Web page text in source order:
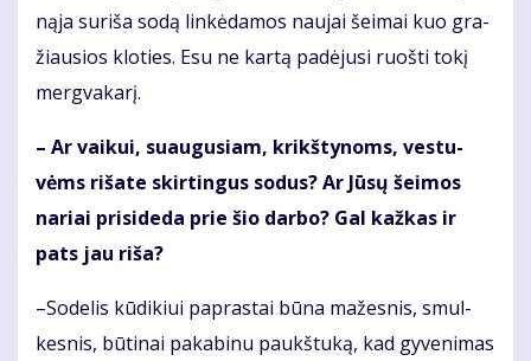
ną­ja su­ri­ša so­dą lin­kė­da­mos nau­jai šei­mai kuo gra­
žiau­sios klo­ties. Esu ne kar­tą pa­dė­ju­si ruoš­ti to­kį
merg­va­ka­rį.
– Ar vai­kui, su­au­gu­siam, krikš­ty­noms, ves­tu­
vėms ri­ša­te skir­tin­gus so­dus? Ar Jū­sų šei­mos
na­riai pri­si­de­da prie šio dar­bo? Gal kaž­kas ir
pats jau ri­ša?
–So­de­lis kū­di­kiui pa­pras­tai bū­na ma­žes­nis, smul­
kes­nis, bū­ti­nai pa­ka­bi­nu paukš­tu­ką, kad gy­ve­ni­mas